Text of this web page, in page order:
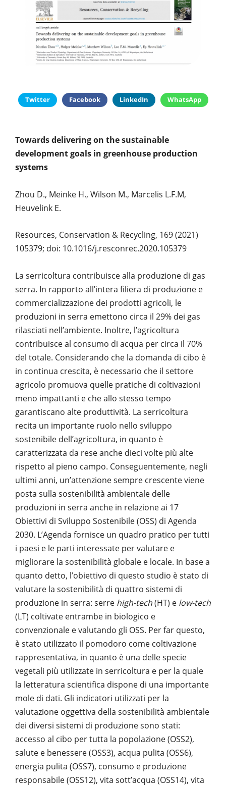
SYSMAN PROGETTI & SERVIZI SRL
TASK 3.6
TASK 3.7
TASK 3.8
PUBBLICAZIONI
ARTICOLO DELLA SETTIMANA
RASSEGNA STAMPA
TESI DI LAUREA
GALLERY
FOTO GALLERY
VIDEO GALLERY
CONTATTI
Twitter Facebook LinkedIn WhatsApp
Towards delivering on the sustainable
development goals in greenhouse production
systems
Zhou D., Meinke H., Wilson M., Marcelis L.F.M,
Heuvelink E.
Resources, Conservation & Recycling, 169 (2021)
105379; doi: 10.1016/j.resconrec.2020.105379
La serricoltura contribuisce alla produzione di gas
serra. In rapporto all’intera filiera di produzione e
commercializzazione dei prodotti agricoli, le
produzioni in serra emettono circa il 29% dei gas
rilasciati nell’ambiente. Inoltre, l’agricoltura
contribuisce al consumo di acqua per circa il 70%
del totale. Considerando che la domanda di cibo è
in continua crescita, è necessario che il settore
agricolo promuova quelle pratiche di coltivazioni
meno impattanti e che allo stesso tempo
garantiscano alte produttività. La serricoltura
recita un importante ruolo nello sviluppo
sostenibile dell’agricoltura, in quanto è
caratterizzata da rese anche dieci volte più alte
rispetto al pieno campo. Conseguentemente, negli
ultimi anni, un’attenzione sempre crescente viene
posta sulla sostenibilità ambientale delle
produzioni in serra anche in relazione ai 17
Obiettivi di Sviluppo Sostenibile (OSS) di Agenda
2030. L’Agenda fornisce un quadro pratico per tutti
i paesi e le parti interessate per valutare e
migliorare la sostenibilità globale e locale. In base a
quanto detto, l’obiettivo di questo studio è stato di
valutare la sostenibilità di quattro sistemi di
produzione in serra: serre high-tech(HT) e low-tech
(LT) coltivate entrambe in biologico e
convenzionale e valutando gli OSS. Per far questo,
è stato utilizzato il pomodoro come coltivazione
rappresentativa, in quanto è una delle specie
vegetali più utilizzate in serricoltura e per la quale
la letteratura scientifica dispone di una importante
mole di dati. Gli indicatori utilizzati per la
valutazione oggettiva della sostenibilità ambientale
dei diversi sistemi di produzione sono stati:
accesso al cibo per tutta la popolazione (OSS2),
salute e benessere (OSS3), acqua pulita (OSS6),
energia pulita (OSS7), consumo e produzione
responsabile (OSS12), vita sott’acqua (OSS14), vita